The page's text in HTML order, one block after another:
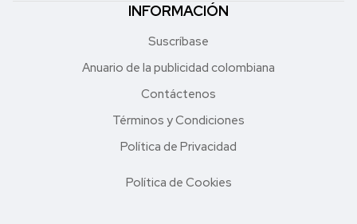
INFORMACIÓN
Suscríbase
Anuario de la publicidad colombiana
Contáctenos
Términos y Condiciones
Política de Privacidad
Política de Cookies